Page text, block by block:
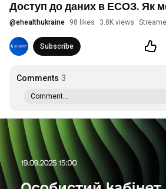
Доступ до даних в ЕСОЗ. Як
@ehealthukraine 98 likes 3.8K views
Subscribe
Comments 3
Comment...